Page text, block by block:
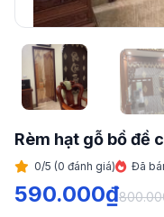
Rèm hạt gỗ bồ đề
0/5 (0 đánh giá) Đã
590.000₫